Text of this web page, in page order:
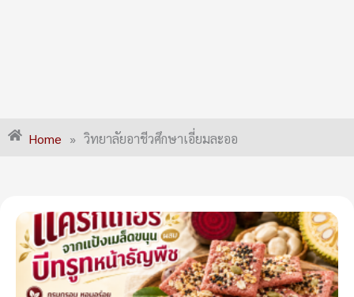
Home » วิทยาลัยอาชีวศึกษาเอี่ยมละออ
Page Page Page Page Page